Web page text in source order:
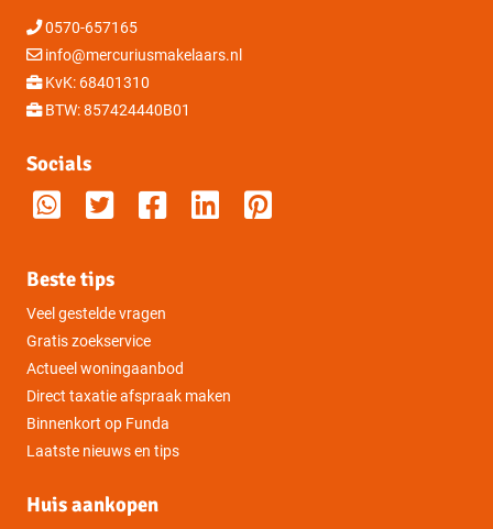
0570-657165
info@mercuriusmakelaars.nl
KvK: 68401310
BTW: 857424440B01
Socials
Beste tips
Veel gestelde vragen
Gratis zoekservice
Actueel woningaanbod
Direct taxatie afspraak maken
Binnenkort op Funda
Laatste nieuws en tips
Huis aankopen